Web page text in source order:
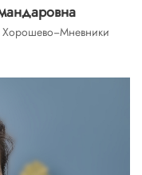
Хорошево−Мневники